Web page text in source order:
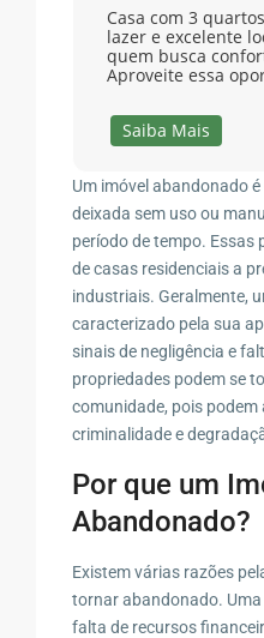
Casa com 3
lazer e excelente
quem busca
Aproveite essa
Saiba Mais
Um imóvel abandonado
deixada sem uso ou
período de tempo. Essas
de casas residenciais a
industriais. Geralmente,
caracterizado pela sua
sinais de negligência e
propriedades podem se
comunidade, pois
criminalidade e
Por que um
Abandonado?
Existem várias razões
tornar abandonado.
falta de recursos